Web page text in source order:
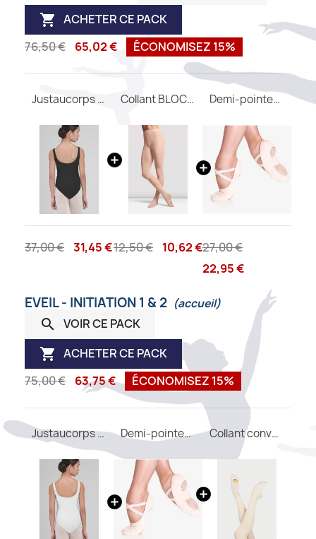
 ACHETER CE PACK
76,50 €
65,02 € ÉCONOMISEZ 15%
Justaucorps FAUSTINE WEAR MOI
37,00 € 31,45 €
Collant BLOCH convertible T0982
12,50 € 10,62 €
Demi-pointes SO DANCA SD16 B
27,00 €
22,95 €
EVEIL - INITIATION 1 & 2 (accueil)
 VOIR CE PACK
 ACHETER CE PACK
75,00 €
63,75 € ÉCONOMISEZ 15%
Justaucorps FAUSTINE WEAR MOI Demi-pointes SO DANCA SD16 B Collant convertible DIV03 WEAR MOI